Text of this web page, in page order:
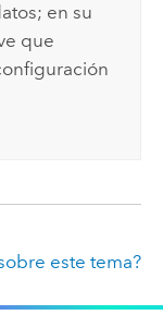
en su
que
este tema?